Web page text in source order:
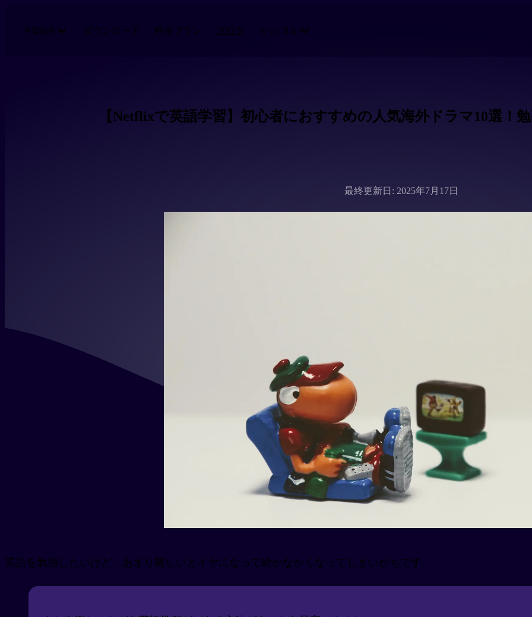
学習言語 ダウンロード 料金プラン ブログ もっと見る
【Netflixで英語学習】初心者におすすめの人気海外ドラマ10選！
最終更新日: 2025年7月17日
英語を勉強したいけど、あまり難しいとイヤになって続かなかくなってしまいがちです。